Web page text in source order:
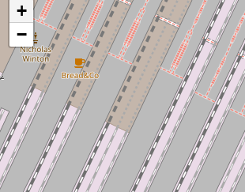
+
−